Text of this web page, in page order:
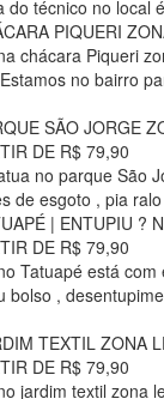
técnico no local
PIQUERI
chácara Piqueri
no bairro
SÃO JORGE
DE R$ 79,90
no parque São
de esgoto , pia
| ENTUPIU ?
DE R$ 79,90
Tatuapé está
bolso ,
TEXTIL ZONA
DE R$ 79,90
jardim textil zona